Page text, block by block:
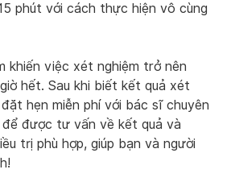
phút với cách thực hiện vô cùng
khiến việc xét nghiệm trở nên
hết. Sau khi biết kết quả xét
hẹn miễn phí với bác sĩ chuyên
được tư vấn về kết quả và
trị phù hợp, giúp bạn và người